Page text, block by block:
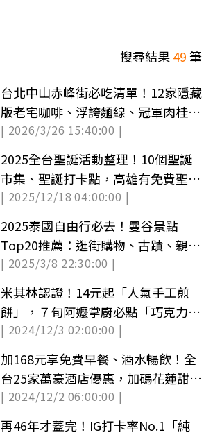
搜尋結果49筆
台北中山赤峰街必吃清單！12家隱藏
版老宅咖啡、浮誇麵線、冠軍肉桂捲
全收錄
| 2026/3/26 15:40:00 |
2025全台聖誕活動整理！10個聖誕
市集、聖誕打卡點，高雄有免費聖誕
演唱會
| 2025/12/18 04:00:00 |
2025泰國自由行必去！曼谷景點
Top20推薦：逛街購物、古蹟、親子
遊全攻略
| 2025/3/8 22:30:00 |
米其林認證！14元起「人氣手工煎
餅」，７旬阿嬤掌廚必點「巧克力香
蕉」口味
| 2024/12/3 02:00:00 |
加168元享免費早餐、酒水暢飲！全
台25家萬豪酒店優惠，加碼花蓮甜點
吃到飽
| 2024/12/2 06:00:00 |
再46年才蓋完！IG打卡率No.1「純